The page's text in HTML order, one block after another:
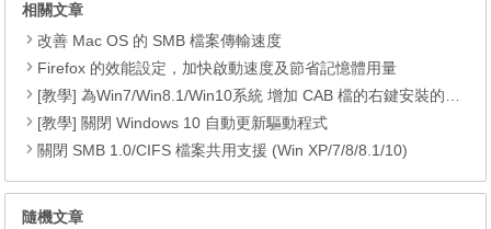
相關文章
改善 Mac OS 的 SMB 檔案傳輸速度
Firefox 的效能設定，加快啟動速度及節省記憶體用量
[教學] 為Win7/Win8.1/Win10系統 增加 CAB 檔的右鍵安裝的功能
[教學] 關閉 Windows 10 自動更新驅動程式
關閉 SMB 1.0/CIFS 檔案共用支援 (Win XP/7/8/8.1/10)
隨機文章